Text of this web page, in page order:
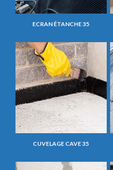
ECRAN ÉTANCHE 35
CUVELAGE CAVE 35